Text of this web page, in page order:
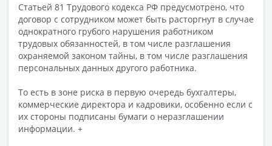
Статьей 81 Трудового кодекса РФ предусмотрено, что
договор с сотрудником может быть расторгнут в случае
однократного грубого нарушения работником
трудовых обязанностей, в том числе разглашения
охраняемой законом тайны, в том числе разглашения
персональных данных другого работника.
То есть в зоне риска в первую очередь бухгалтеры,
коммерческие директора и кадровики, особенно если с
их стороны подписаны бумаги о неразглашении
информации. +